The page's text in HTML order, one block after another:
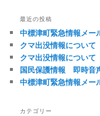
最近の投稿
中標津町緊急情報メー
クマ出没情報について
クマ出没情報について
国民保護情報 即時音
中標津町緊急情報メー
カテゴリー